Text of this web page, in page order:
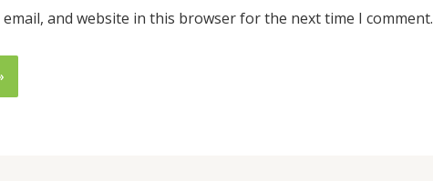
email, and website in this browser for the next time I comment.